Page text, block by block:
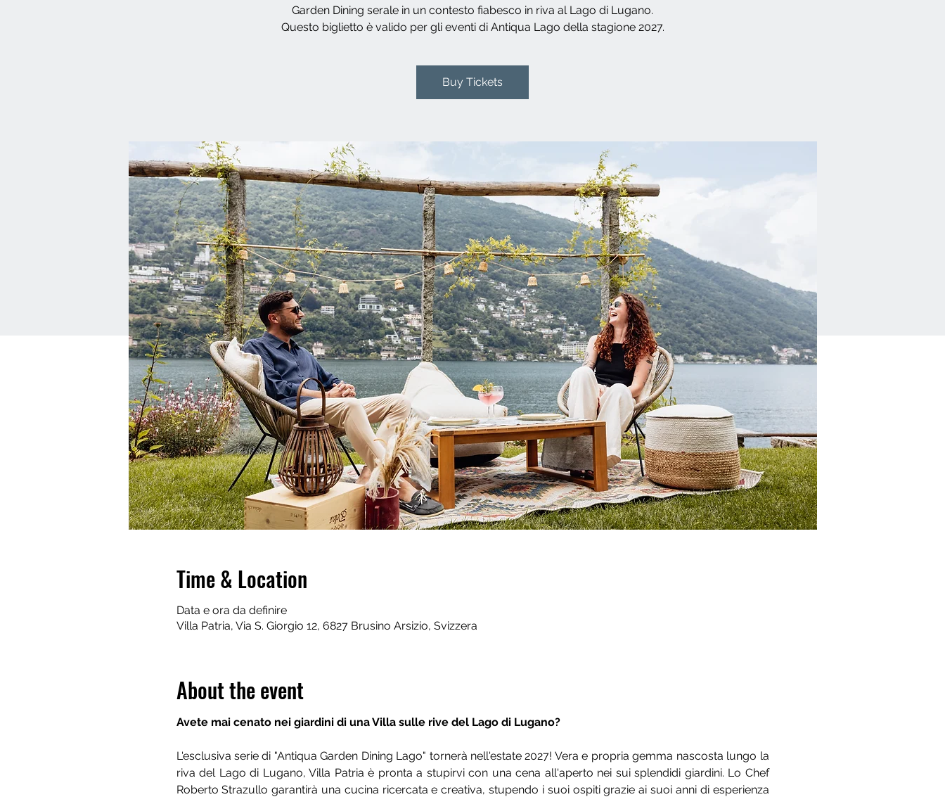
Garden Dining serale in un contesto fiabesco in riva al Lago di Lugano.
Questo biglietto è valido per gli eventi di Antiqua Lago della stagione 2027.
Buy Tickets
Time & Location
Data e ora da definire
Villa Patria, Via S. Giorgio 12, 6827 Brusino Arsizio, Svizzera
About the event
Avete mai cenato nei giardini di una Villa sulle rive del Lago di Lugano?
L'esclusiva serie di "Antiqua Garden Dining Lago" tornerà nell'estate 2027! Vera e propria gemma nascosta lungo la
riva del Lago di Lugano, Villa Patria è pronta a stupirvi con una cena all'aperto nei sui splendidi giardini. Lo Chef
Roberto Strazullo garantirà una cucina ricercata e creativa, stupendo i suoi ospiti grazie ai suoi anni di esperienza